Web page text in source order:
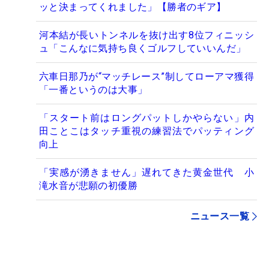
ッと決まってくれました」【勝者のギア】
河本結が長いトンネルを抜け出す8位フィニッシ
ュ「こんなに気持ち良くゴルフしていいんだ」
六車日那乃が“マッチレース”制してローアマ獲得
「一番というのは大事」
「スタート前はロングパットしかやらない」内
田ことこはタッチ重視の練習法でパッティング
向上
「実感が湧きません」遅れてきた黄金世代 小
滝水音が悲願の初優勝
ニュース一覧